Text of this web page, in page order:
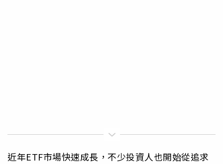
近年ETF市場快速成長，不少投資人也開始從追求